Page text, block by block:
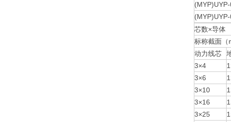
芯数×导体
标称截面（
动力线芯
3×4
3×6
3×10
3×16
3×25